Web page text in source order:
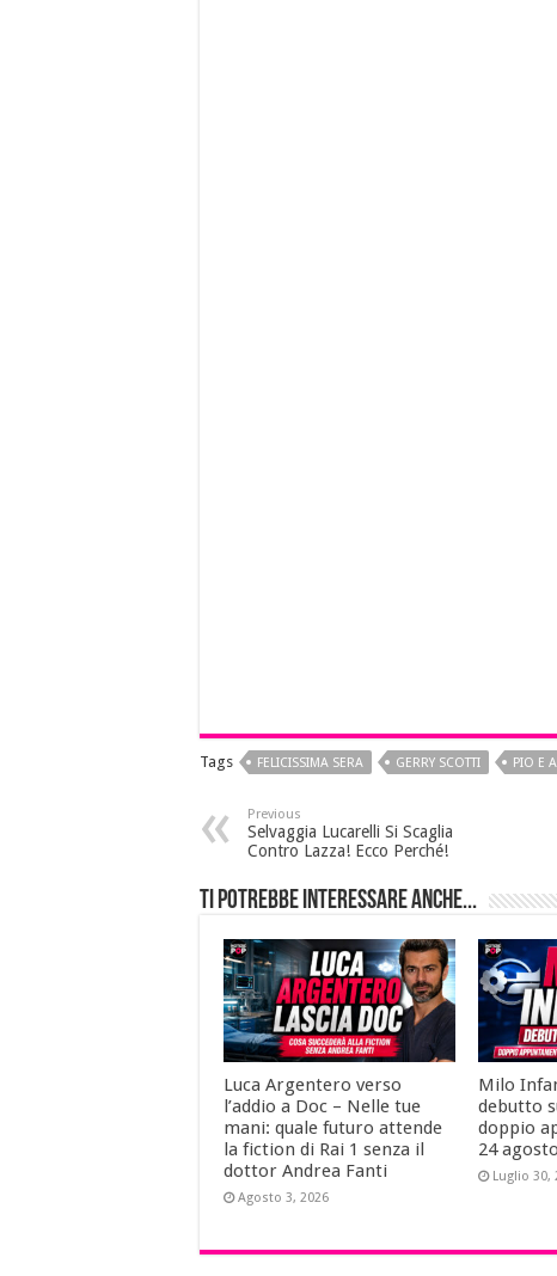
Tags FELICISSIMA SERA GERRY SCOTTI PIO E
Previous
Selvaggia Lucarelli Si Scaglia
Contro Lazza! Ecco Perché!
Ti potrebbe interessare anche...
Luca Argentero verso
l’addio a Doc – Nelle tue
mani: quale futuro attende
la fiction di Rai 1 senza il
dottor Andrea Fanti
Agosto 3, 2026
Milo
debutto
doppio
24 agosto
Luglio 30,